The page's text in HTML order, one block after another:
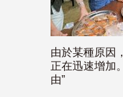
由於某種原因
正在迅速增加
由”